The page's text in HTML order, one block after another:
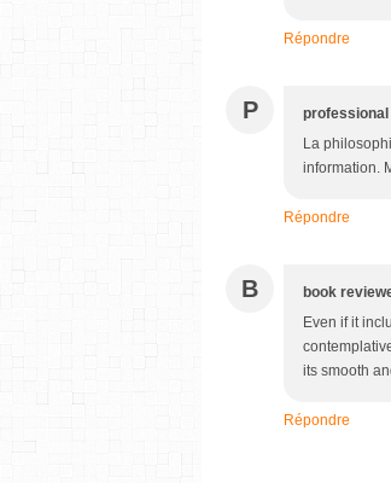
Répondre
P
La
information.
Répondre
B book
Even if it
its smooth
Répondre